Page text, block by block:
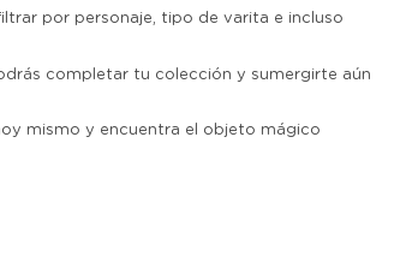
por personaje, tipo de varita e incluso
completar tu colección y sumergirte aún
mismo y encuentra el objeto mágico